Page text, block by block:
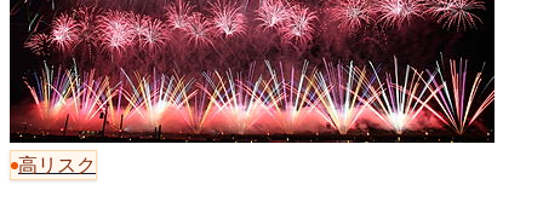
高リスク